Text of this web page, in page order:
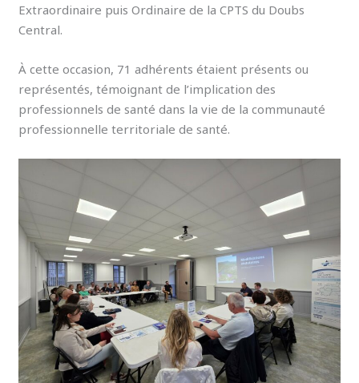
Extraordinaire puis Ordinaire de la CPTS du Doubs
Central.
À cette occasion, 71 adhérents étaient présents ou
représentés, témoignant de l’implication des
professionnels de santé dans la vie de la communauté
professionnelle territoriale de santé.